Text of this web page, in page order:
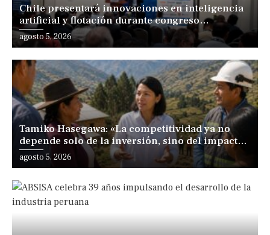
Chile presentará innovaciones en inteligencia
artificial y flotación durante congreso
internacional en Lima
agosto 5, 2026
Tamiko Hasegawa: «La competitividad ya no
depende solo de la inversión, sino del impacto
positivo en los territorios y las personas»
agosto 5, 2026